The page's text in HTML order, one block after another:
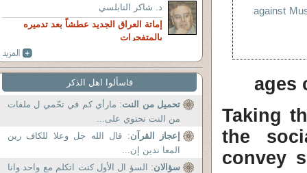
against
ages
2-
the
convey
د. شاكر النابلسي
إماتة العراق الجديد عطشاً بعد تدميره
بالمتفجرات
فاسألوا اهل الذكر
تحميل من النت: مارأي كم في تحّمي ل ملفات
من النت تحتوي على...
إعجاز القرآن: قال الله جل وعلا للكاف رين
المعا ندين إن...
سؤالان: السؤ ال الأول كنت اتكلم مع واحد وانا